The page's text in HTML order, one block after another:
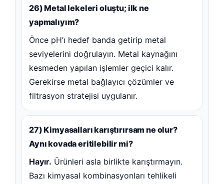
26) Metal lekeleri oluştu; ilk ne
yapmalıyım?
Önce pH’ı hedef banda getirip metal
seviyelerini doğrulayın. Metal kaynağını
kesmeden yapılan işlemler geçici kalır.
Gerekirse metal bağlayıcı çözümler ve
filtrasyon stratejisi uygulanır.
27) Kimyasalları karıştırırsam ne olur?
Aynı kovada eritilebilir mi?
Hayır. Ürünleri asla birlikte karıştırmayın.
Bazı kimyasal kombinasyonları tehlikeli